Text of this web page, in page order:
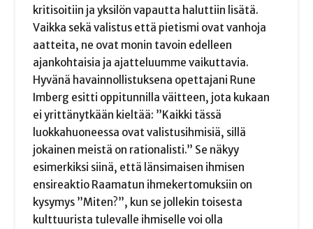
kritisoitiin ja yksilön vapautta haluttiin lisätä.
Vaikka sekä valistus että pietismi ovat vanhoja
aatteita, ne ovat monin tavoin edelleen
ajankohtaisia ja ajatteluumme vaikuttavia.
Hyvänä havainnollistuksena opettajani Rune
Imberg esitti oppitunnilla väitteen, jota kukaan
ei yrittänytkään kieltää: ”Kaikki tässä
luokkahuoneessa ovat valistusihmisiä, sillä
jokainen meistä on rationalisti.” Se näkyy
esimerkiksi siinä, että länsimaisen ihmisen
ensireaktio Raamatun ihmekertomuksiin on
kysymys ”Miten?”, kun se jollekin toisesta
kulttuurista tulevalle ihmiselle voi olla